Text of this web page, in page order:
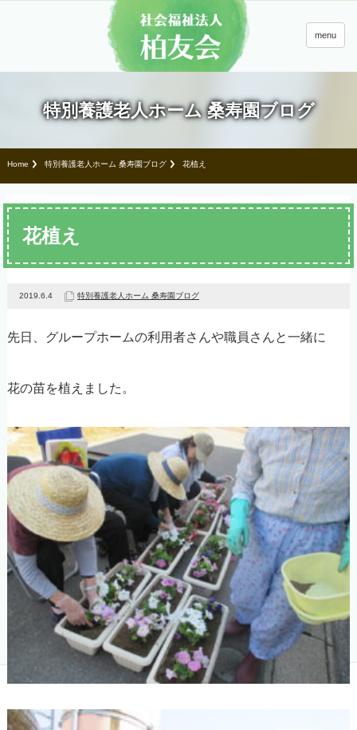
menu
特別養護老人ホーム 桑寿園ブログ
Home 特別養護老人ホーム 桑寿園ブログ 花植え
花植え
2019.6.4 特別養護老人ホーム 桑寿園ブログ
先日、グループホームの利用者さんや職員さんと一緒に
花の苗を植えました。